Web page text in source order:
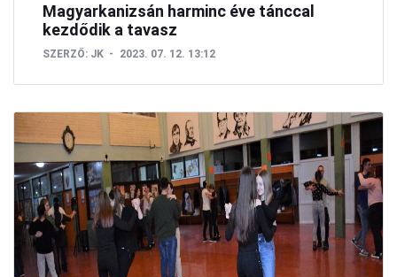
Magyarkanizsán harminc éve tánccal
kezdődik a tavasz
SZERZŐ: JK 2023. 07. 12. 13:12